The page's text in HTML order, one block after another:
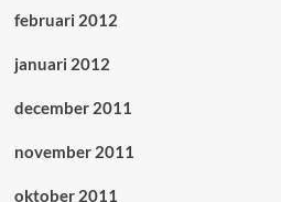
februari 2012
januari 2012
december 2011
november 2011
oktober 2011